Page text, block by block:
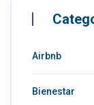
Airbnb
Bienestar